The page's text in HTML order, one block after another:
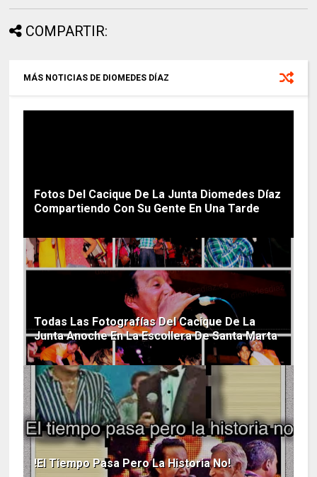
COMPARTIR:
MÁS NOTICIAS DE DIOMEDES DÍAZ
Fotos Del Cacique De La Junta Diomedes Díaz
Compartiendo Con Su Gente En Una Tarde
Todas Las Fotografías Del Cacique De La
Junta Anoche En La Escollera De Santa Marta
!El Tiempo Pasa Pero La Historia No!